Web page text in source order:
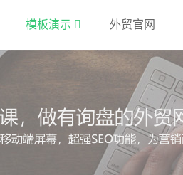
模板演示 外贸官网